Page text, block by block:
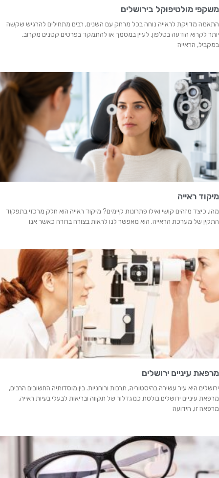
משקפי מולטיפוקל בירושלים
התאמה מדויקת לראייה נוחה בכל מרחק עם השנים, רבים מתחילים להרגיש שקשה
יותר לקרוא הודעה בטלפון, לעיין במסמך או להתמקד בפרטים קטנים מקרוב.
במקביל, הראייה
מיקוד ראייה
מהו, כיצד מזהים קושי ואילו פתרונות קיימים? מיקוד ראייה הוא חלק מרכזי בתפקוד
התקין של מערכת הראייה. הוא מאפשר לנו לראות בצורה ברורה כאשר אנו
מרפאת עיניים ירושלים
ירושלים היא עיר עשירה בהיסטוריה, תרבות ורוחניות. בין מוסדותיה החשובים הרבים,
מרפאת עיניים ירושלים בולטת כמגדלור של תקווה ובריאות לבעלי בעיות ראייה.
מרפאה זו, הידועה